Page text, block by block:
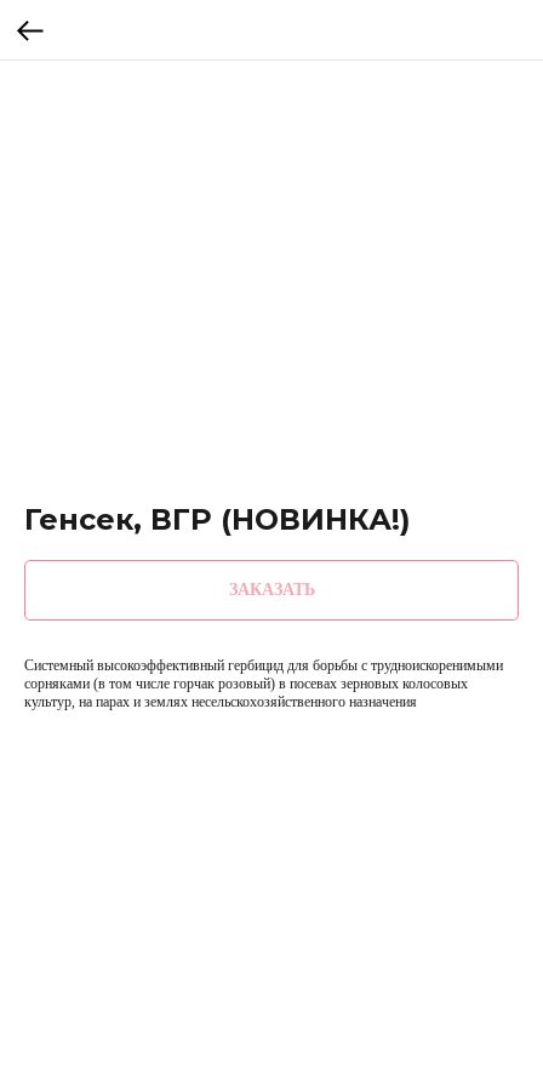
Генсек, ВГР (НОВИНКА!)
ЗАКАЗАТЬ
Системный высокоэффективный гербицид для борьбы с трудноискоренимыми
сорняками (в том числе горчак розовый) в посевах зерновых колосовых
культур, на парах и землях несельскохозяйственного назначения